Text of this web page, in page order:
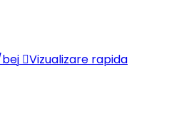
Vizualizare rapida